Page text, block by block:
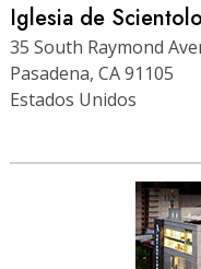
Iglesia de
35 South Raymond
Pasadena, CA 91105
Estados Unidos